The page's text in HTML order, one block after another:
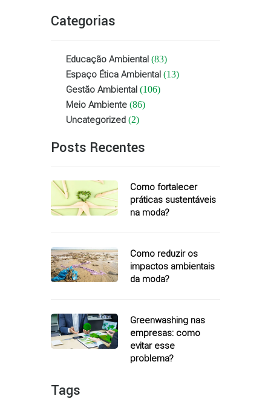
Categorias
Educação Ambiental (83)
Espaço Ética Ambiental (13)
Gestão Ambiental (106)
Meio Ambiente (86)
Uncategorized (2)
Posts Recentes
Como fortalecer
práticas sustentáveis
na moda?
Como reduzir os
impactos ambientais
da moda?
Greenwashing nas
empresas: como
evitar esse
problema?
Tags